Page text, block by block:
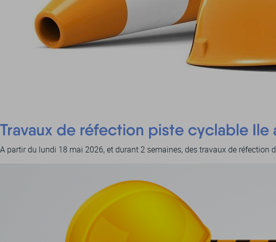
Travaux de réfection piste cyclable Ile
A partir du lundi 18 mai 2026, et durant 2 semaines, des travaux de réfection